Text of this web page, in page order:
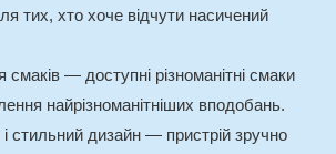
тих, хто хоче відчути насичений
смаків — доступні різноманітні смаки
найрізноманітніших вподобань.
стильний дизайн — пристрій зручно